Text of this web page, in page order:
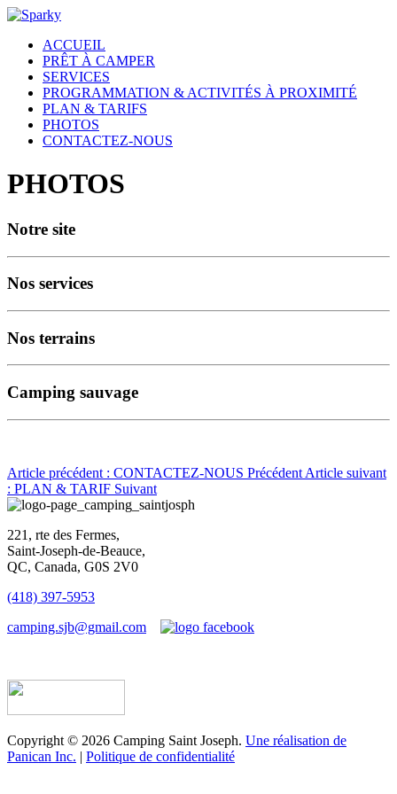
ACCUEIL
PRÊT À CAMPER
SERVICES
PROGRAMMATION & ACTIVITÉS À PROXIMITÉ
PLAN & TARIFS
PHOTOS
CONTACTEZ-NOUS
PHOTOS
Notre site
Nos services
Nos terrains
Camping sauvage
Article précédent : CONTACTEZ-NOUS Précédent Article suivant
: PLAN & TARIF Suivant
221, rte des Fermes,
Saint-Joseph-de-Beauce,
QC, Canada, G0S 2V0
(418) 397-5953
camping.sjb@gmail.com
Copyright © 2026 Camping Saint Joseph. Une réalisation de
Panican Inc. | Politique de confidentialité